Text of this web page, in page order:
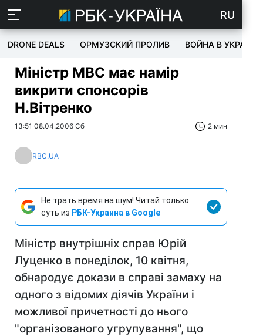
RU
DRONE DEALS ОРМУЗСКИЙ ПРОЛИВ ВОЙНА В УКРАИНЕ
Міністр МВС має намір
викрити спонсорів
Н.Вітренко
13:51 08.04.2006 Сб 2 мин
RBC.UA
Не трать время на шум! Читай только
суть из РБК-Украина в Google
Міністр внутрішніх справ Юрій
Луценко в понеділок, 10 квітня,
обнародує докази в справі замаху на
одного з відомих діячів України і
можливої причетності до нього
"організованого угрупування", що